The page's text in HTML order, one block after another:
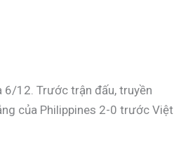
12. Trước trận đấu, truyền
của Philippines 2-0 trước Việt